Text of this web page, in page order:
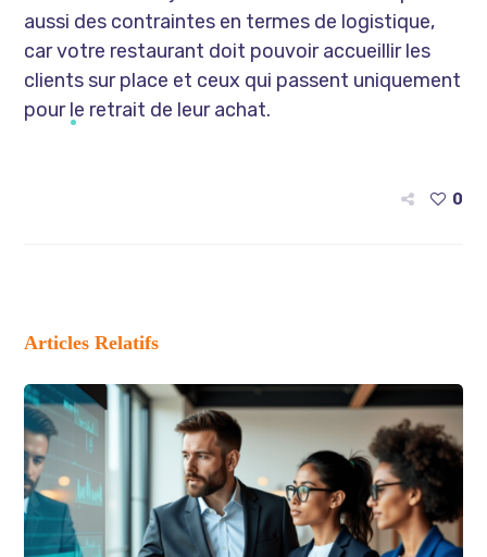
aussi des contraintes en termes de logistique,
car votre restaurant doit pouvoir accueillir les
clients sur place et ceux qui passent uniquement
pour le retrait de leur achat.
0
Articles Relatifs